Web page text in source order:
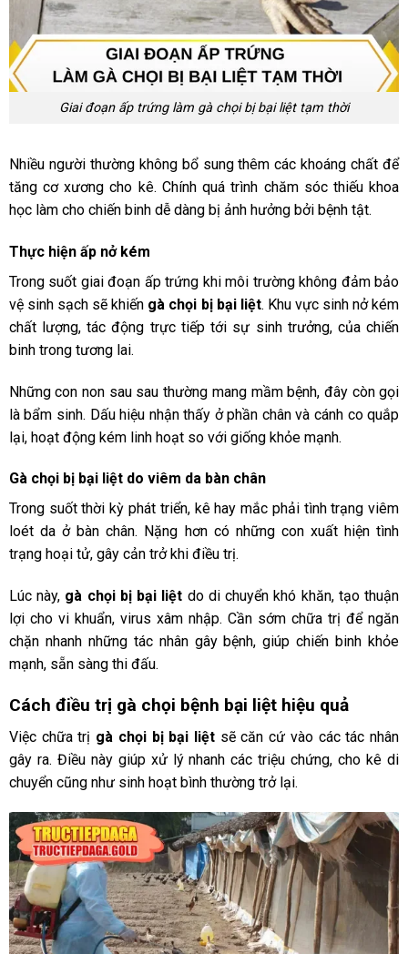
Giai đoạn ấp trứng làm gà chọi bị bại liệt tạm thời
Nhiều người thường không bổ sung thêm các khoáng chất để
tăng cơ xương cho kê. Chính quá trình chăm sóc thiếu khoa
học làm cho chiến binh dễ dàng bị ảnh hưởng bởi bệnh tật.
Thực hiện ấp nở kém
Trong suốt giai đoạn ấp trứng khi môi trường không đảm bảo
vệ sinh sạch sẽ khiến gà chọi bị bại liệt. Khu vực sinh nở kém
chất lượng, tác động trực tiếp tới sự sinh trưởng, của chiến
binh trong tương lai.
Những con non sau sau thường mang mầm bệnh, đây còn gọi
là bẩm sinh. Dấu hiệu nhận thấy ở phần chân và cánh co quắp
lại, hoạt động kém linh hoạt so với giống khỏe mạnh.
Gà chọi bị bại liệt do viêm da bàn chân
Trong suốt thời kỳ phát triển, kê hay mắc phải tình trạng viêm
loét da ở bàn chân. Nặng hơn có những con xuất hiện tình
trạng hoại tử, gây cản trở khi điều trị.
Lúc này, gà chọi bị bại liệt do di chuyển khó khăn, tạo thuận
lợi cho vi khuẩn, virus xâm nhập. Cần sớm chữa trị để ngăn
chặn nhanh những tác nhân gây bệnh, giúp chiến binh khỏe
mạnh, sẵn sàng thi đấu.
Cách điều trị gà chọi bệnh bại liệt hiệu quả
Việc chữa trị gà chọi bị bại liệt sẽ căn cứ vào các tác nhân
gây ra. Điều này giúp xử lý nhanh các triệu chứng, cho kê di
chuyển cũng như sinh hoạt bình thường trở lại.